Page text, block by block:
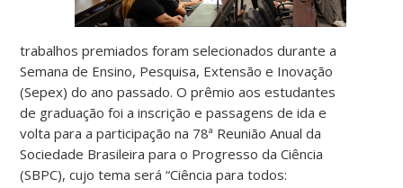
trabalhos premiados foram selecionados durante a
Semana de Ensino, Pesquisa, Extensão e Inovação
(Sepex) do ano passado. O prêmio aos estudantes
de graduação foi a inscrição e passagens de ida e
volta para a participação na 78ª Reunião Anual da
Sociedade Brasileira para o Progresso da Ciência
(SBPC), cujo tema será “Ciência para todos: